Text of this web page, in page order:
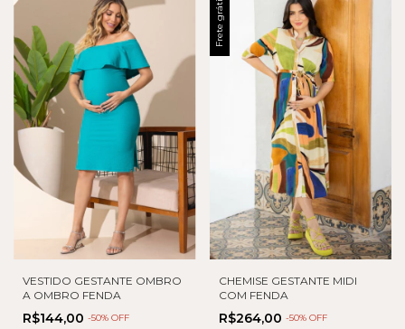
VESTIDO GESTANTE OMBRO
A OMBRO FENDA
R$144,00 -50% OFF
Frete grátis
CHEMISE GESTANTE MIDI
COM FENDA
R$264,00 -50% OFF